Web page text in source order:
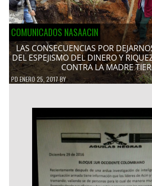
COMUNICADOS NASAACIN
LAS CONSECUENCIAS POR
DEL ESPEJISMO DEL DINERO Y
CONTRA LA MADRE
PDENERO 25, 2017BY